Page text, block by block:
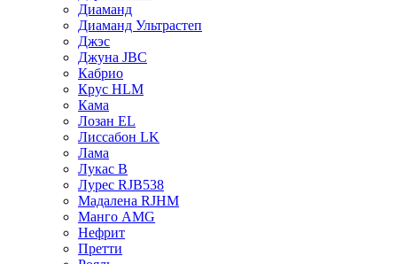
Диаманд
Диаманд Ультрастеп
Джэс
Джуна JBC
Кабрио
Крус HLM
Кама
Лозан EL
Лиссабон LK
Лама
Лукас B
Лурес RJB538
Мадалена RJHM
Манго AMG
Нефрит
Претти